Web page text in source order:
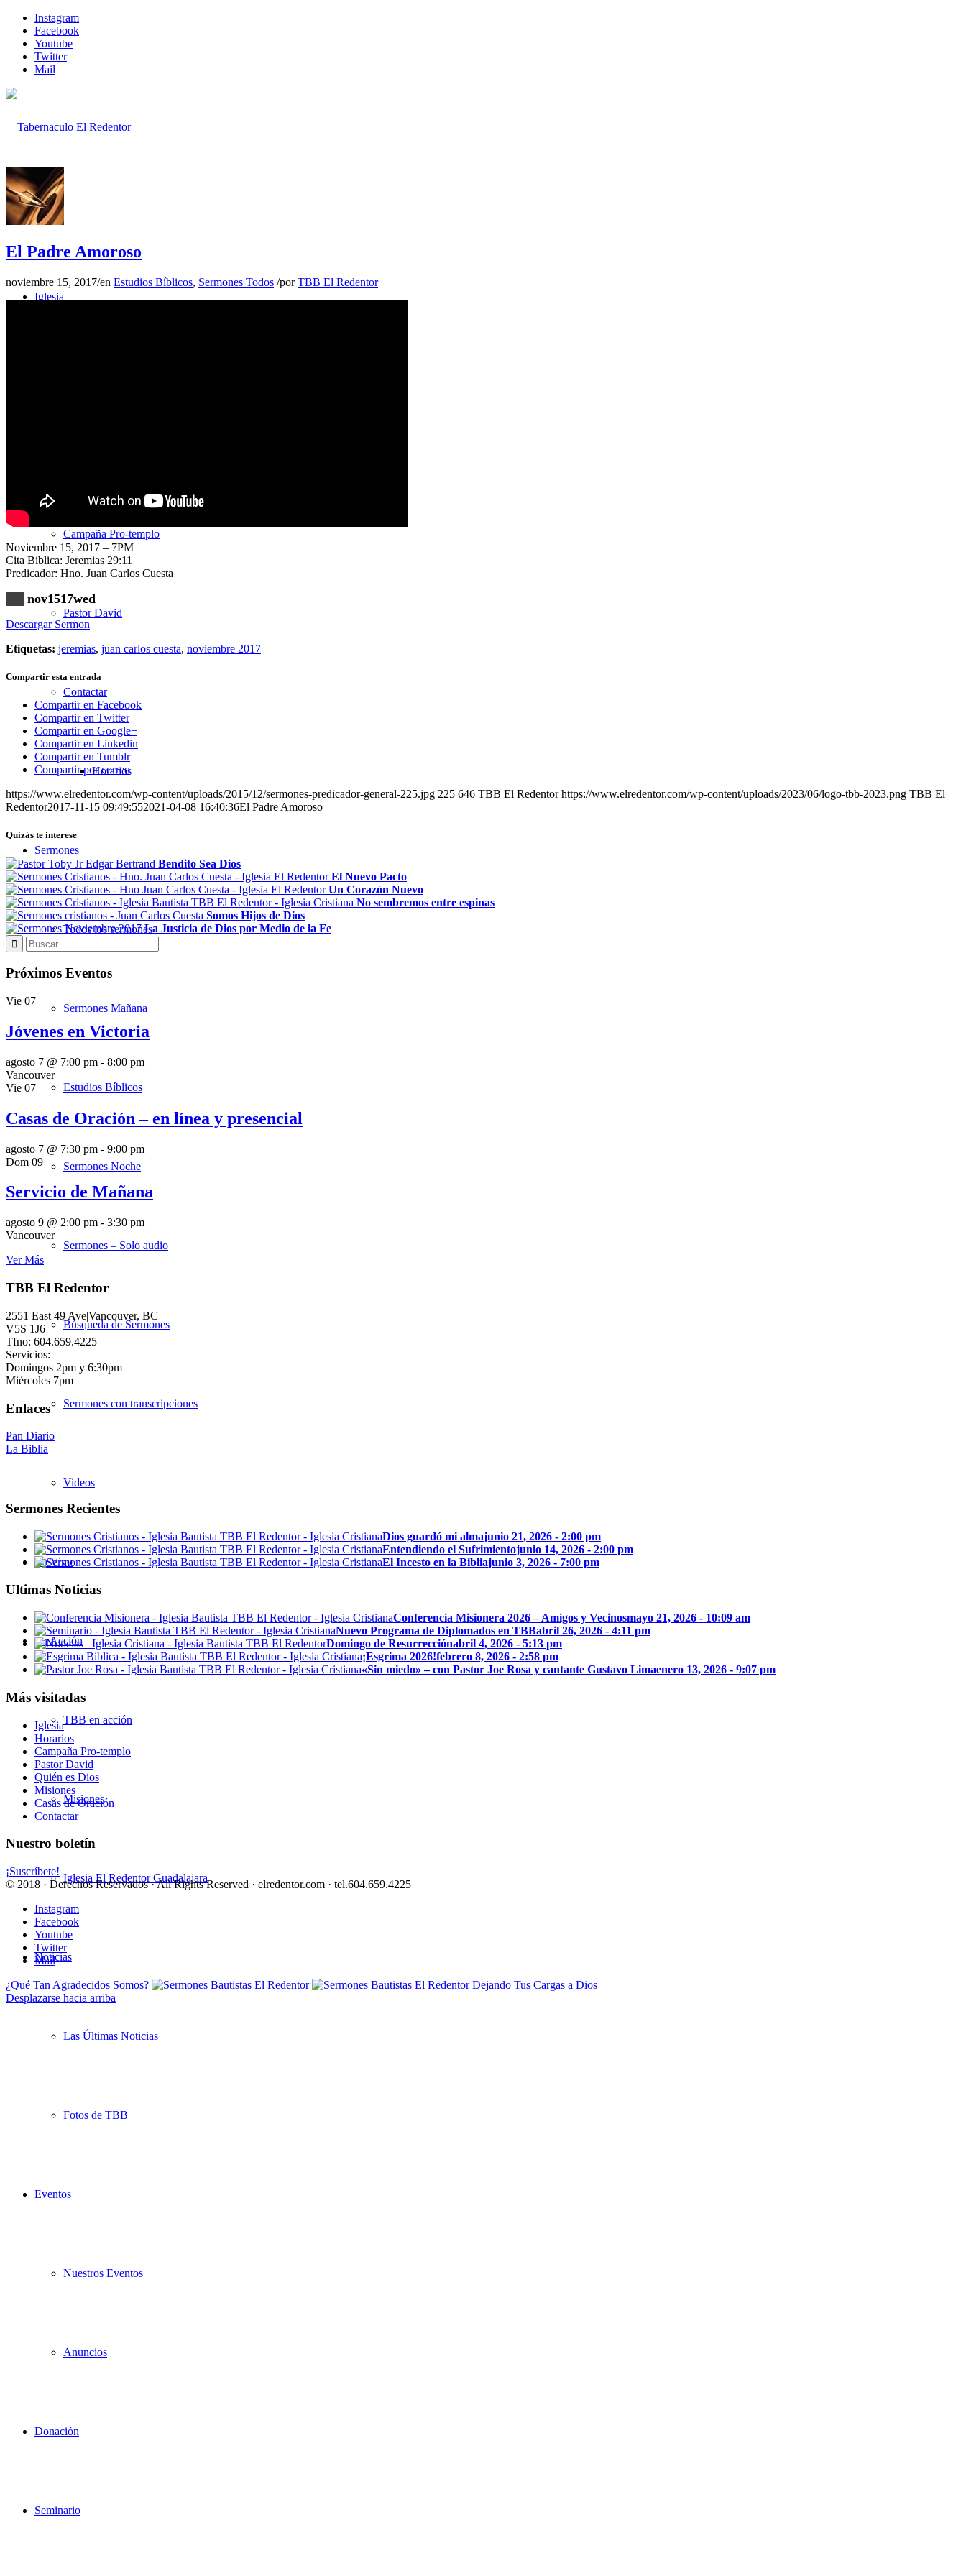
Instagram
Facebook
Youtube
Twitter
Mail
Inicio
Iglesia
Campaña Pro-templo
Pastor David
Contactar
Horarios
Sermones
Todos los sermones
Sermones Mañana
Estudios Bíblicos
Sermones Noche
Sermones – Solo audio
Búsqueda de Sermones
Sermones con transcripciones
Videos
En Vivo
En Acción
TBB en acción
Misiones
Iglesia El Redentor Guadalajara
Noticias
Las Últimas Noticias
Fotos de TBB
Eventos
Nuestros Eventos
Anuncios
Donación
Seminario
El Padre Amoroso
noviembre 15, 2017/en Estudios Bíblicos, Sermones Todos /porTBB El Redentor
Noviembre 15, 2017 – 7PM
Cita Biblica: Jeremias 29:11
Predicador: Hno. Juan Carlos Cuesta
nov1517wed
Descargar Sermon
Etiquetas: jeremias, juan carlos cuesta, noviembre 2017
Compartir esta entrada
Compartir en Facebook
Compartir en Twitter
Compartir en Google+
Compartir en Linkedin
Compartir en Tumblr
Compartir por correo
https://www.elredentor.com/wp-content/uploads/2015/12/sermones-predicador-general-225.jpg 225 646 TBB El Redentor https://www.elredentor.com/wp-content/uploads/2023/06/logo-tbb-2023.png TBB El
Redentor2017-11-15 09:49:552021-04-08 16:40:36El Padre Amoroso
Quizás te interese
Bendito Sea Dios
El Nuevo Pacto
Un Corazón Nuevo
No sembremos entre espinas
Somos Hijos de Dios
La Justicia de Dios por Medio de la Fe
Próximos Eventos
Vie 07
Jóvenes en Victoria
agosto 7 @ 7:00 pm - 8:00 pm
Vancouver
Vie 07
Casas de Oración – en línea y presencial
agosto 7 @ 7:30 pm - 9:00 pm
Dom 09
Servicio de Mañana
agosto 9 @ 2:00 pm - 3:30 pm
Vancouver
Ver Más
TBB El Redentor
2551 East 49 Ave|Vancouver, BC
V5S 1J6
Tfno: 604.659.4225
Servicios:
Domingos 2pm y 6:30pm
Miércoles 7pm
Enlaces
Pan Diario
La Biblia
Sermones Recientes
Dios guardó mi almajunio 21, 2026 - 2:00 pm
Entendiendo el Sufrimientojunio 14, 2026 - 2:00 pm
El Incesto en la Bibliajunio 3, 2026 - 7:00 pm
Ultimas Noticias
Conferencia Misionera 2026 – Amigos y Vecinosmayo 21, 2026 - 10:09 am
Nuevo Programa de Diplomados en TBBabril 26, 2026 - 4:11 pm
Domingo de Resurrecciónabril 4, 2026 - 5:13 pm
¡Esgrima 2026!febrero 8, 2026 - 2:58 pm
«Sin miedo» – con Pastor Joe Rosa y cantante Gustavo Limaenero 13, 2026 - 9:07 pm
Más visitadas
Iglesia
Horarios
Campaña Pro-templo
Pastor David
Quién es Dios
Misiones
Casas de Oración
Contactar
Nuestro boletín
¡Suscríbete!
© 2018 · Derechos Reservados · All Rights Reserved · elredentor.com · tel.604.659.4225
Instagram
Facebook
Youtube
Twitter
Mail
¿Qué Tan Agradecidos Somos?
Dejando Tus Cargas a Dios
Desplazarse hacia arriba